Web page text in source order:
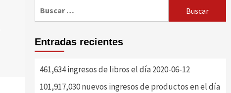
Entradas recientes
461,634 ingresos de libros el día 2020-06-12
101,917,030 nuevos ingresos de productos en el día